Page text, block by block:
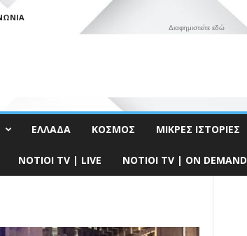
Διαφημιστείτε εδώ
ΕΛΛΆΔΑ ΚΌΣΜΟΣ ΜΙΚΡΈΣ ΙΣΤΟΡΊΕΣ
NOTIOI TV | LIVE NOTIOI TV | ON DEMAND